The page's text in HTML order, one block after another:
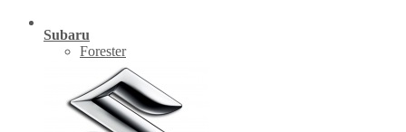
Subaru
Forester